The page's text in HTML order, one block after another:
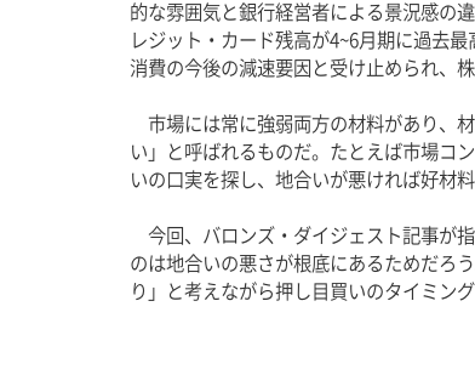
的な雰囲気と銀行経営者による景況感の
レジット・カード残高が4~6月期に過去
消費の今後の減速要因と受け止められ、
市場には常に強弱両方の材料があり、
い」と呼ばれるものだ。たとえば市場コ
いの口実を探し、地合いが悪ければ好材
今回、バロンズ・ダイジェスト記事が
のは地合いの悪さが根底にあるためだろ
り」と考えながら押し目買いのタイミン